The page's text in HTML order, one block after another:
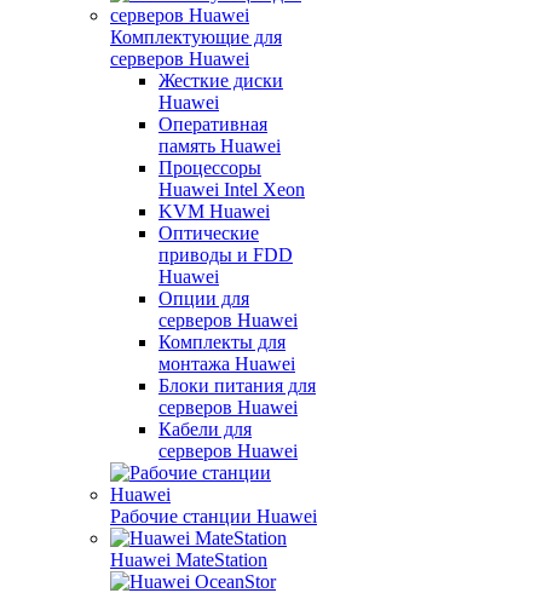
Комплектующие для
серверов Huawei
Жесткие диски
Huawei
Оперативная
память Huawei
Процессоры
Huawei Intel Xeon
KVM Huawei
Оптические
приводы и FDD
Huawei
Опции для
серверов Huawei
Комплекты для
монтажа Huawei
Блоки питания для
серверов Huawei
Кабели для
серверов Huawei
Рабочие станции Huawei
Huawei MateStation